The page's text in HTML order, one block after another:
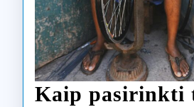
Kaip pasirinkti